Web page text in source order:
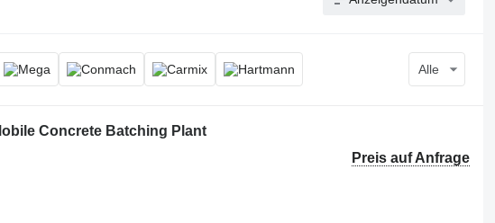
Alle
Concrete Batching Plant
Preis auf Anfrage